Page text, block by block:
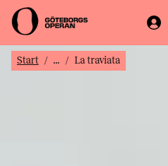
Start ... La traviata